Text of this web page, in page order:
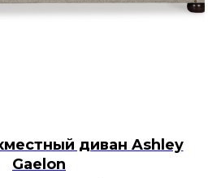
диван Ashley
Gaelon